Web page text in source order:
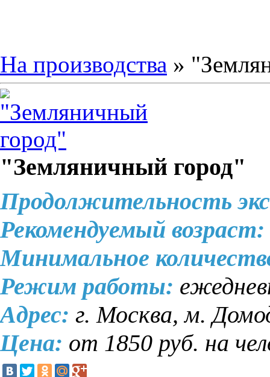
На производства »
"Земляничный город"
Продолжительность
Рекомендуемый возраст:
Минимальное
Режим работы:
Адрес: г. Москва, м.
Цена: от 1850 руб. на